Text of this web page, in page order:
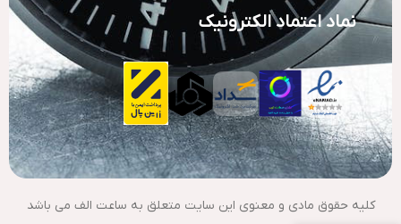
نماد اعتماد الکترونیک
کلیه حقوق مادی و معنوی این سایت متعلق به ساعت الف می باشد